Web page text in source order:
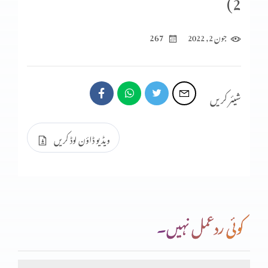
وبا اور خوفِ وبا (حصہ 2)
طرح طرح کی خدمتیں
جون 2, 2022 267
شیئر کریں
ویڈیو ڈاؤن لوڈ کریں
کوئی ردعمل نہیں۔